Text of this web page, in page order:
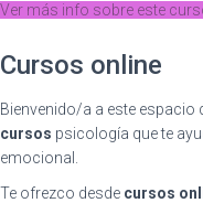
Ver más info sobre este
Cursos online
Bienvenido/a a este espacio
cursos psicología que te
emocional.
Te ofrezco desde cursos